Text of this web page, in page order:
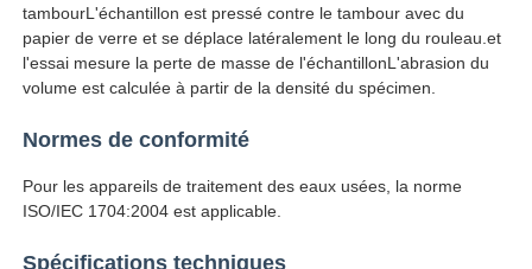
Demande de soumission
Chambre d'essai environnemental
Machine de test universelle
tambourL'échantillon est pressé contre le tambour avec du
papier de verre et se déplace latéralement le long du rouleau.et
l'essai mesure la perte de masse de l'échantillonL'abrasion du
volume est calculée à partir de la densité du spécimen.
Normes de conformité
Pour les appareils de traitement des eaux usées, la norme
ISO/IEC 1704:2004 est applicable.
Spécifications techniques